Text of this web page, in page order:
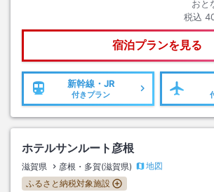
おと
税込
宿泊プランを見る
新幹線・JR
付きプラン
ホテルサンルート彦根
滋賀県 彦根・多賀(滋賀県)
地図
ふるさと納税対象施設